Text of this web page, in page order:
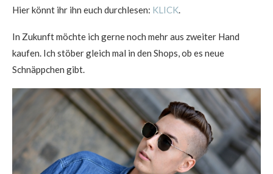
Hier könnt ihr ihn euch durchlesen: KLICK
In Zukunft möchte ich gerne noch mehr aus zweiter Hand
kaufen. Ich stöber gleich mal in den Shops, ob es neue
Schnäppchen gibt.